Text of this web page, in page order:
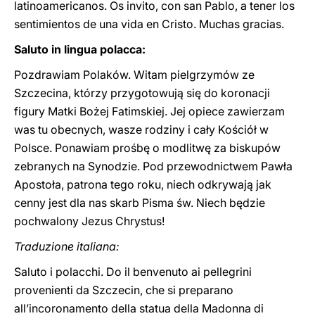
latinoamericanos. Os invito, con san Pablo, a tener los
sentimientos de una vida en Cristo. Muchas gracias.
Saluto in lingua polacca:
Pozdrawiam Polaków. Witam pielgrzymów ze
Szczecina, którzy przygotowują się do koronacji
figury Matki Bożej Fatimskiej. Jej opiece zawierzam
was tu obecnych, wasze rodziny i cały Kościół w
Polsce. Ponawiam prośbę o modlitwę za biskupów
zebranych na Synodzie. Pod przewodnictwem Pawła
Apostoła, patrona tego roku, niech odkrywają jak
cenny jest dla nas skarb Pisma św. Niech będzie
pochwalony Jezus Chrystus!
Traduzione italiana:
Saluto i polacchi. Do il benvenuto ai pellegrini
provenienti da Szczecin, che si preparano
all’incoronamento della statua della Madonna di